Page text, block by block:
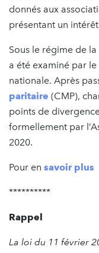
donnés aux
présentant un
Sous le régime de
a été examiné par le
nationale. Après
paritaire (CMP),
points de
formellement par
2020.
Pour en savoir plus
**********
Rappel
La loi du 11 février